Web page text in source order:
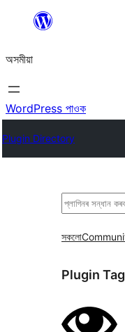
বিষয়বস্তুলৈ
যাওক
অসমীয়া
WordPress পাওক
Plugin Directory
সন্ধান
সকলো
Plugin